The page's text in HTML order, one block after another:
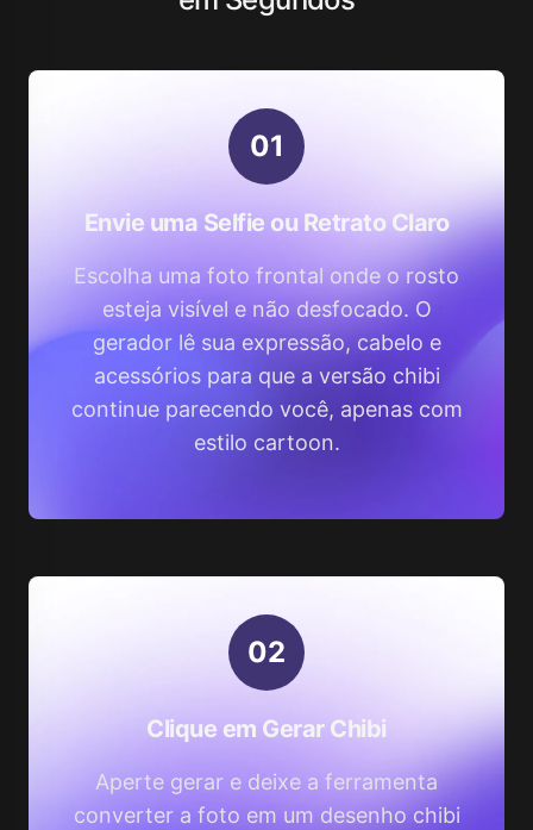
01
Envie uma Selfie ou Retrato Claro
Escolha uma foto frontal onde o rosto
esteja visível e não desfocado. O
gerador lê sua expressão, cabelo e
acessórios para que a versão chibi
continue parecendo você, apenas com
estilo cartoon.
02
Clique em Gerar Chibi
Aperte gerar e deixe a ferramenta
converter a foto em um desenho chibi